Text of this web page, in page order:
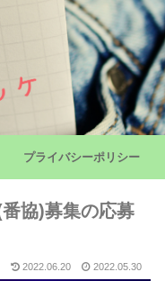
プライバシーポリシー
協)募集の応募
2022.06.20 2022.05.30